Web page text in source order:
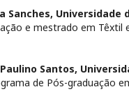
Sanches, Universidade
e mestrado em Têxtil
Santos,
de Pós-graduação